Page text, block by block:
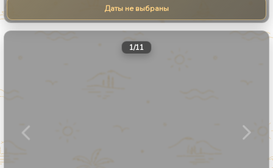
Даты не выбраны
1/11